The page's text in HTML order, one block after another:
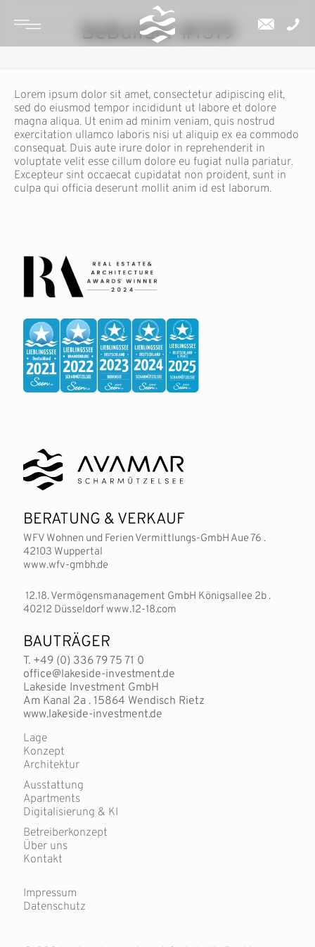
BeBuilder #1319
Lorem ipsum dolor sit amet, consectetur adipiscing elit,
sed do eiusmod tempor incididunt ut labore et dolore
magna aliqua. Ut enim ad minim veniam, quis nostrud
exercitation ullamco laboris nisi ut aliquip ex ea commodo
consequat. Duis aute irure dolor in reprehenderit in
voluptate velit esse cillum dolore eu fugiat nulla pariatur.
Excepteur sint occaecat cupidatat non proident, sunt in
culpa qui officia deserunt mollit anim id est laborum.
BERATUNG & VERKAUF
WFV Wohnen und Ferien Vermittlungs-GmbH Aue 76 .
42103 Wuppertal
www.wfv-gmbh.de
12.18. Vermögensmanagement GmbH Königsallee 2b .
40212 Düsseldorf www.12-18.com
BAUTRÄGER
T. +49 (0) 336 79 75 71 0
office@lakeside-investment.de
Lakeside Investment GmbH
Am Kanal 2a . 15864 Wendisch Rietz
www.lakeside-investment.de
Lage
Konzept
Architektur
Ausstattung
Apartments
Digitalisierung & KI
Betreiberkonzept
Über uns
Kontakt
Impressum
Datenschutz